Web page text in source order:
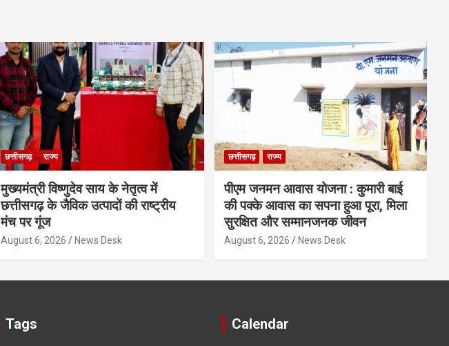
छत्तीसगढ़ राज्य
मुख्यमंत्री विष्णुदेव साय के नेतृत्व में
छत्तीसगढ़ के जैविक उत्पादों की राष्ट्रीय
मंच पर गूंज
August 6, 2026 News Desk
छत्तीसगढ़ राज्य
पीएम जनमन आवास योजना : कुमारी बाई
की पक्के आवास का सपना हुआ पूरा, मिला
सुरक्षित और सम्मानजनक जीवन
August 6, 2026 News Desk
Tags Calendar